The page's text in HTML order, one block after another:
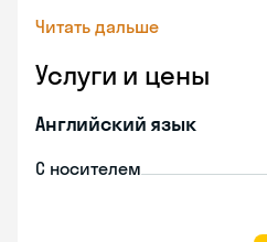
Читать дальше
Услуги и цены
Английский язык
С носителем